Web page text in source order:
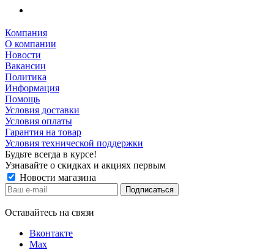
Компания
О компании
Новости
Вакансии
Политика
Информация
Помощь
Условия доставки
Условия оплаты
Гарантия на товар
Условия технической поддержки
Будьте всегда в курсе!
Узнавайте о скидках и акциях первым
Новости магазина
Оставайтесь на связи
Вконтакте
Max